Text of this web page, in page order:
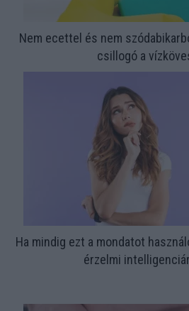
Nem ecettel és nem
csillogó a
Ha mindig ezt a mondatot
érzelmi